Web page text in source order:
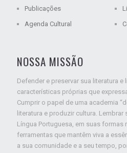
Publicações
Agenda Cultural
NOSSA MISSÃO
Defender e preservar sua literatura e
características próprias que
Cumprir o papel de uma academia
literatura e produzir cultura. Lembrar
Língua Portuguesa, em suas formas
ferramentas que mantêm viva a
a sua comunidade e a seu tempo,